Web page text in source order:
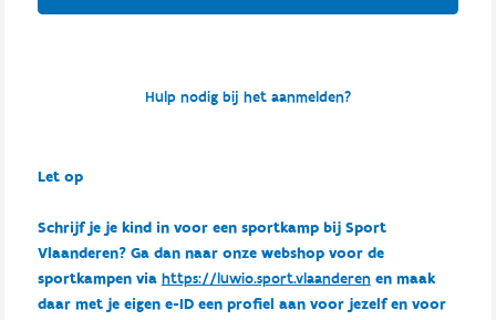
Hulp nodig bij het aanmelden?
Let op
Schrijf je je kind in voor een sportkamp bij Sport
Vlaanderen? Ga dan naar onze webshop voor de
sportkampen via https://luwio.sport.vlaanderenen maak
daar met je eigen e-ID een profiel aan voor jezelf en voor